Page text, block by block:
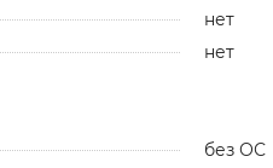
нет
нет
без ОС